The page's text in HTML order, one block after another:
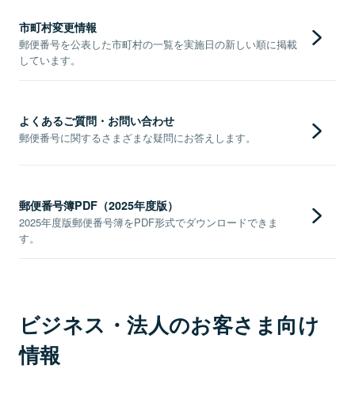
市町村変更情報
郵便番号を公表した市町村の一覧を実施日の新しい順に掲載
しています。
よくあるご質問・お問い合わせ
郵便番号に関するさまざまな疑問にお答えします。
郵便番号簿PDF（2025年度版）
2025年度版郵便番号簿をPDF形式でダウンロードできま
す。
ビジネス・法人のお客さま向け
情報